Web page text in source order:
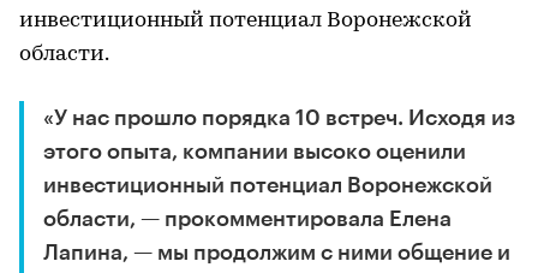
инвестиционный потенциал Воронежской
области.
«У нас прошло порядка 10 встреч. Исходя из
этого опыта, компании высоко оценили
инвестиционный потенциал Воронежской
области, — прокомментировала Елена
Лапина, — мы продолжим с ними общение и